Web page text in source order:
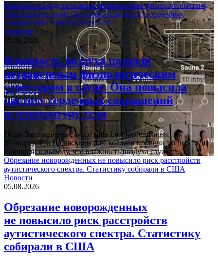
Влажность воздуха назвали независимым физиологическим
стрессором в сауне. Она повысила частоту сердечных
сокращений и температуру тела
Новости
05.08.2026
Влажность воздуха назвали
независимым физиологическим
стрессором в сауне. Она повысила
частоту сердечных сокращений
и температуру тела
Ийда Лаатикайнен-Раусси (Iida Laatikainen-Raussi) из
Университета Йювяскюля и ее коллеги провели эксперимент
и пришли к выводу, что влажность воздуха служит…
Обрезание новорожденных не повысило риск расстройств
аутистического спектра. Статистику собирали в США
Новости
05.08.2026
Обрезание новорожденных
не повысило риск расстройств
аутистического спектра. Статистику
собирали в США